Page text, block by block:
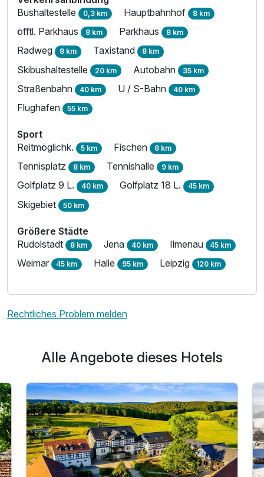
2 Erwachsene
Ausstattung
Zusatznächte
Bushaltestelle 0,3 km Hauptbahnhof 8 km
öfftl. Parkhaus 8 km Parkhaus 8 km
Radweg 8 km Taxistand 8 km
Skibushaltestelle 20 km Autobahn 35 km
Straßenbahn 40 km U / S-Bahn 40 km
Flughafen 55 km
Sport
Reitmöglichk. 5 km Fischen 8 km
Tennisplatz 8 km Tennishalle 9 km
Golfplatz 9 L. 40 km Golfplatz 18 L. 45 km
Skigebiet 50 km
Größere Städte
Rudolstadt 8 km Jena 40 km Ilmenau 45 km
Weimar 45 km Halle 95 km Leipzig 120 km
Rechtliches Problem melden
Alle Angebote dieses Hotels